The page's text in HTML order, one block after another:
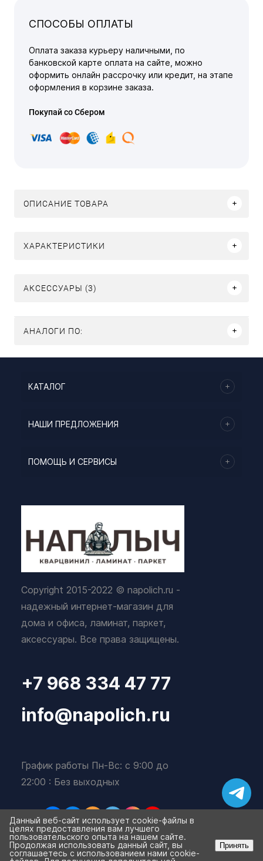
СПОСОБЫ ОПЛАТЫ
Оплата заказа курьеру наличными, по
банковской карте оплата на сайте, можно
оформить онлайн рассрочку или кредит, на этапе
оформления в корзине заказа.
Покупай со Сбером
ОПИСАНИЕ ТОВАРА
ХАРАКТЕРИСТИКИ
АКСЕССУАРЫ (3)
АНАЛОГИ ПО:
КАТАЛОГ
НАШИ ПРЕДЛОЖЕНИЯ
ПОМОЩЬ И СЕРВИСЫ
Copyright 2015-2022 © napolich.ru -
надежный интернет-магазин для
дома и офиса, ламинат, паркет,
аксессуары. Все права защищены.
+7 968 334 47 77
info@napolich.ru
График работы Пн-Вс: с 9:00 до
22:00 : Без выходных
Данный веб-сайт использует cookie-файлы в
целях предоставления вам лучшего
пользовательского опыта на нашем сайте.
Продолжая использовать данный сайт, вы
соглашаетесь с использованием нами cookie-
Принять